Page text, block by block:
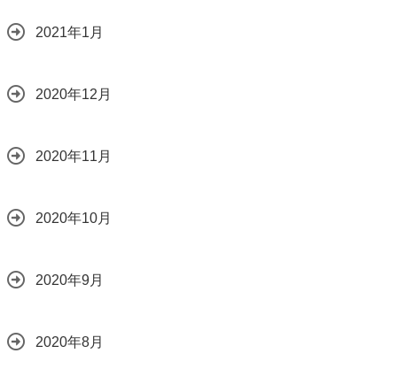
2021年1月
2020年12月
2020年11月
2020年10月
2020年9月
2020年8月